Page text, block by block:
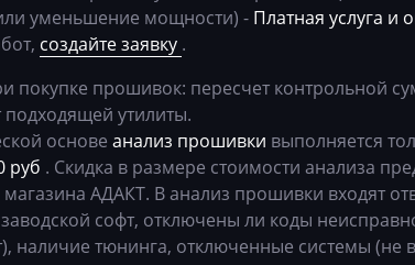
Bosch EDC17CP24
Bosch EDC17CP44
Bosch EDC17CP54
Bosch EDC17CP74
Bosch EDC17U01
Bosch EDC17U05
уменьшение мощности) - Платная услуга и
создайте заявку .
покупке прошивок: пересчет контрольной
подходящей утилиты.
основе анализ прошивки выполняется
руб . Скидка в размере стоимости анализа
АДАКТ. В анализ прошивки входят
софт, отключены ли коды
наличие тюнинга, отключенные системы (не